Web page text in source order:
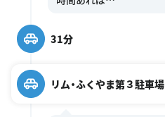
31分
リム・ふくやま第３駐車場